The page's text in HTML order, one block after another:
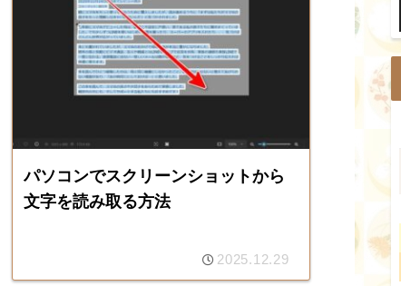
パソコンでスクリーンショットから
文字を読み取る方法
2025.12.29